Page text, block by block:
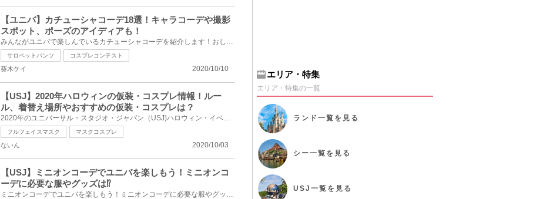
【ユニバ】カチューシャコーデ18選！キャラコーデや撮影
スポット、ポーズのアイディアも！
みんながユニバで楽しんでいるカチューシャコーデを紹介します！おしゃれなインスタグラマーさんが実際...
サロペットパンツ コスプレコンテスト
2020/10/10
葵木ケイ
【USJ】2020年ハロウィンの仮装・コスプレ情報！ルー
ル、着替え場所やおすすめの仮装・コスプレは？
2020年のユニバーサル・スタジオ・ジャパン（USJ)ハロウィン・イベントの仮装・コスプレ情報！USJでコス...
フルフェイスマスク マスクコスプレ
2020/10/03
ないん
【USJ】ミニオンコーデでユニバを楽しもう！ミニオンコ
ーデに必要な服やグッズは⁉
ミニオンコーデでユニバを楽しもう！ミニオンコーデに必要な服やグッズをまとめてご紹介します。実際に...
エリア・特集
エリア・特集の一覧
ランド 一覧を見る
シー一覧を見る
USJ 一覧を見る